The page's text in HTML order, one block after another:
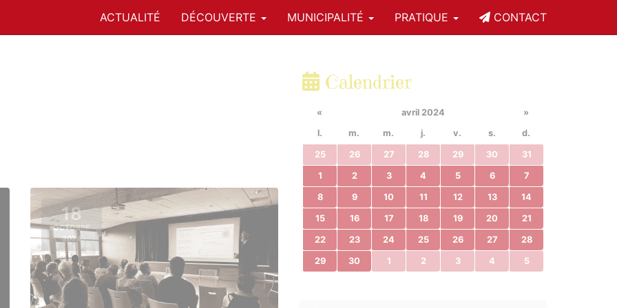
ACTUALITÉ DÉCOUVERTE MUNICIPALITÉ PRATIQUE CONTACT
18
OCTOBRE
2024
Calendrier
« avril 2024
»
l.
m. m. j. v. s. d.
25 26 27 28 29 30 31
1 2 3 4 5 6 7
8 9 10 11 12 13 14
15 16 17 18 19 20 21
22 23 24 25 26 27 28
29 30 1 2 3 4 5